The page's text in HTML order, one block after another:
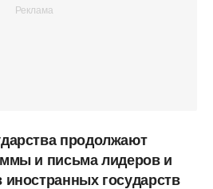
продолжают
и письма лидеров и
иностранных государств